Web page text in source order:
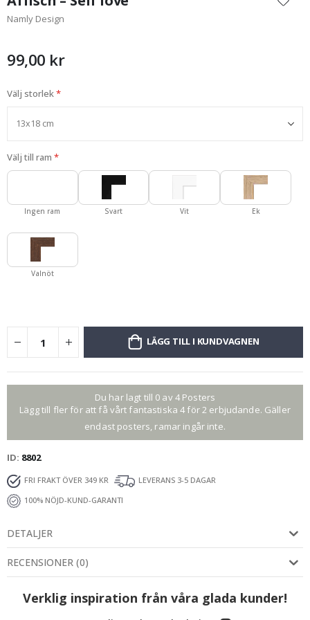
början
av
Namly Design
99,00 kr
Välj storlek
Välj till ram
Ingen ram Svart Vit Ek
Valnöt
LÄGG TILL I KUNDVAGNEN
Du har lagt till 0 av 4 Posters
Lägg till fler för att få vårt fantastiska 4 för 2 erbjudande. Gäller
endast posters, ramar ingår inte.
ID 8802
FRI FRAKT ÖVER 349 KR
LEVERANS 3-5 DAGAR
100% NÖJD-KUND-GARANTI
DETALJER
RECENSIONER (0)
Verklig inspiration från våra glada kunder!